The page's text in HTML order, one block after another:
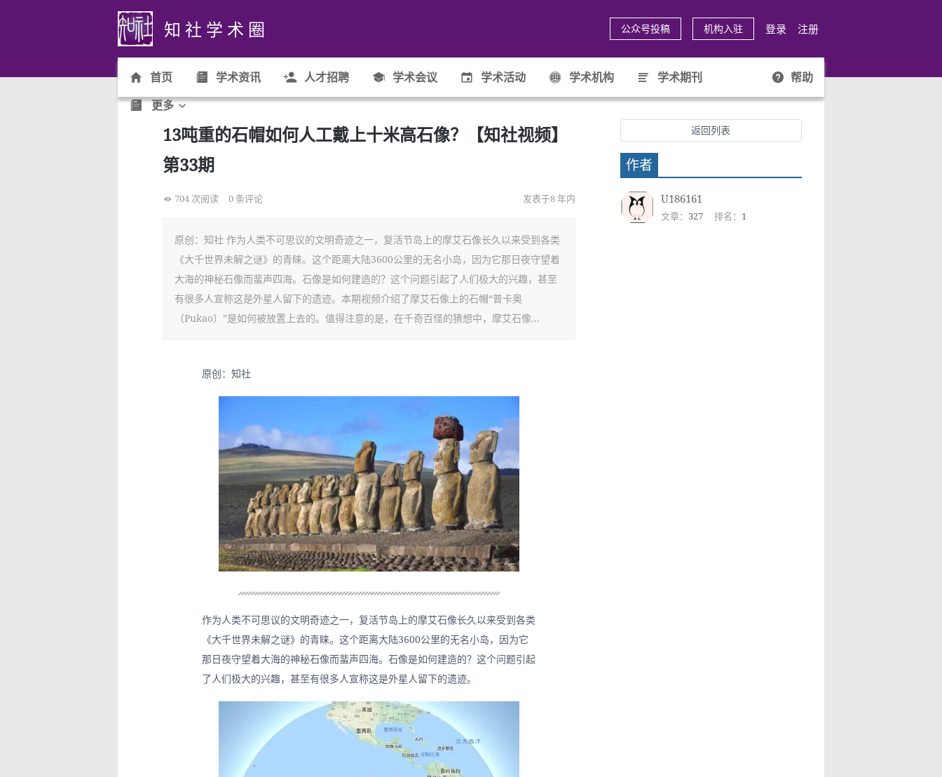
知 社 学 术 圈 公众号投稿 机构入驻 登录 注册
首页 学术资讯 人才招聘 学术会议 学术活动 学术机构
学术期刊
更多
帮助
13吨重的石帽如何人工戴上十米高石像？【知社视频】
第33期
704 次阅读 0 条评论 发表于8 年内
原创：知社 作为人类不可思议的文明奇迹之一，复活节岛上的摩艾石像长久以来受到各类
《大千世界未解之谜》的青睐。这个距离大陆3600公里的无名小岛，因为它那日夜守望着
大海的神秘石像而蜚声四海。石像是如何建造的？这个问题引起了人们极大的兴趣，甚至
有很多人宣称这是外星人留下的遗迹。本期视频介绍了摩艾石像上的石帽“普卡奥
（Pukao）”是如何被放置上去的。值得注意的是，在千奇百怪的猜想中，摩艾石像...
原创：知社
作为人类不可思议的文明奇迹之一，复活节岛上的摩艾石像长久以来受到各类
《大千世界未解之谜》的青睐。这个距离大陆3600公里的无名小岛，因为它
那日夜守望着大海的神秘石像而蜚声四海。石像是如何建造的？这个问题引起
了人们极大的兴趣，甚至有很多人宣称这是外星人留下的遗迹。
返回列表
作者
U186161
文章： 327 排名： 1